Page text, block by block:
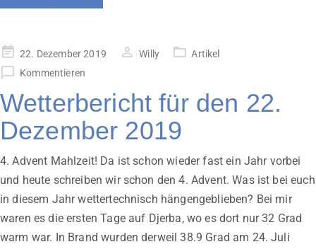
Veröffentlicht
am
22. Dezember 2019 Willy
Artikel
Kommentieren
Wetterbericht für den 22.
Dezember 2019
4. Advent Mahlzeit! Da ist schon wieder fast ein Jahr vorbei
und heute schreiben wir schon den 4. Advent. Was ist bei euch
in diesem Jahr wettertechnisch hängengeblieben? Bei mir
waren es die ersten Tage auf Djerba, wo es dort nur 32 Grad
warm war. In Brand wurden derweil 38.9 Grad am 24. Juli